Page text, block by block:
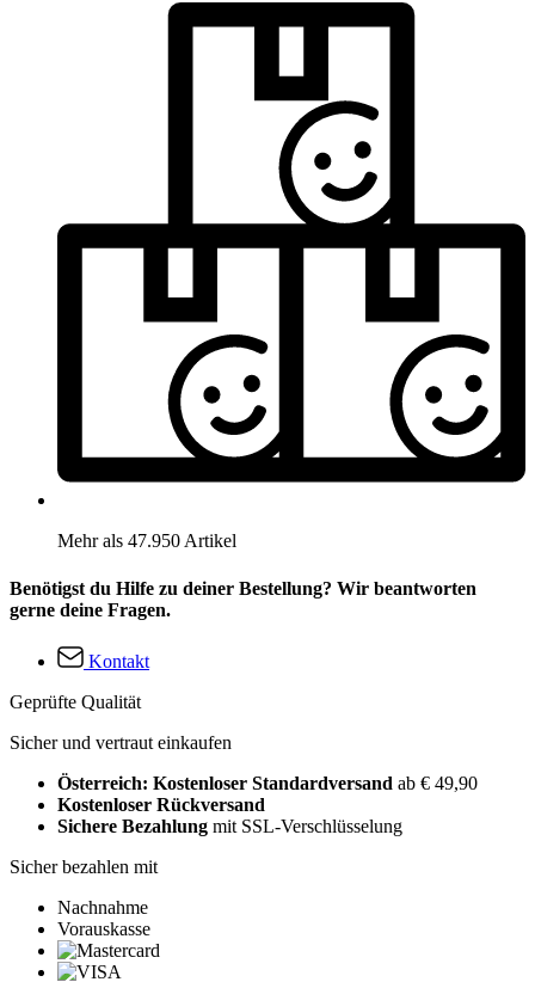
Mehr als 47.950 Artikel
Benötigst du Hilfe zu deiner Bestellung? Wir beantworten
gerne deine Fragen.
Kontakt
Geprüfte Qualität
Sicher und vertraut einkaufen
Österreich: Kostenloser Standardversand ab € 49,90
Kostenloser Rückversand
Sichere Bezahlung mit SSL-Verschlüsselung
Sicher bezahlen mit
Nachnahme
Vorauskasse